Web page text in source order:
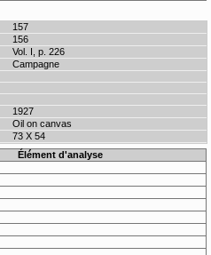
157
156
Vol. I, p. 226
Campagne
1927
Oil on canvas
73 X 54
Élément d'analyse